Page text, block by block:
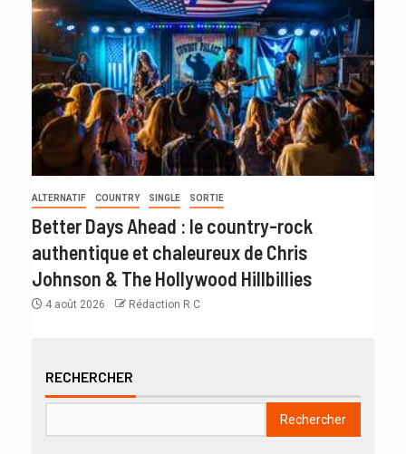
ALTERNATIF COUNTRY SINGLE SORTIE
Better Days Ahead : le country-rock
authentique et chaleureux de Chris
Johnson & The Hollywood Hillbillies
4 août 2026 Rédaction R C
RECHERCHER
Rechercher